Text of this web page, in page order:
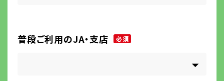
普段ご利用のJA・支店 必須